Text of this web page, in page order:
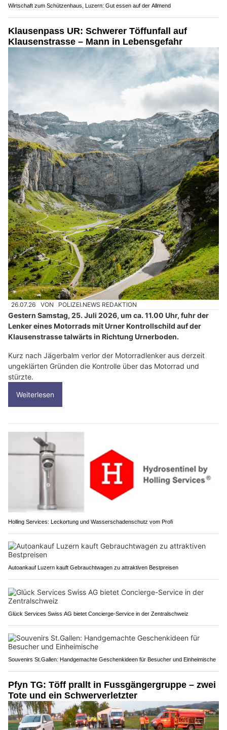
Wirtschaft zum Schützenhaus, Luzern: Gut essen auf der Allmend
Klausenpass UR: Schwerer Töffunfall auf
Klausenstrasse – Mann in Lebensgefahr
26.07.26 VON POLIZEI.NEWS REDAKTION
Gestern Samstag, 25. Juli 2026, um ca. 11.00 Uhr, fuhr der
Lenker eines Motorrads mit Urner Kontrollschild auf der
Klausenstrasse talwärts in Richtung Urnerboden.
Kurz nach Jägerbalm verlor der Motorradlenker aus derzeit
ungeklärten Gründen die Kontrolle über das Motorrad und
stürzte.
Weiterlesen
Holling Services: Leckortung und Wasserschadenschutz vom Profi
Autoankauf Luzern kauft Gebrauchtwagen zu attraktiven Bestpreisen
Glück Services Swiss AG bietet Concierge-Service in der Zentralschweiz
Souvenirs St.Gallen: Handgemachte Geschenkideen für Besucher und Einheimische
Pfyn TG: Töff prallt in Fussgängergruppe – zwei
Tote und ein Schwerverletzter